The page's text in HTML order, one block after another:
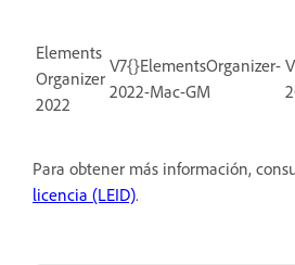
Elements
Organizer
2022
V7{}ElementsOrganizer-
2022-Mac-GM
Para obtener más información,
licencia (LEID).